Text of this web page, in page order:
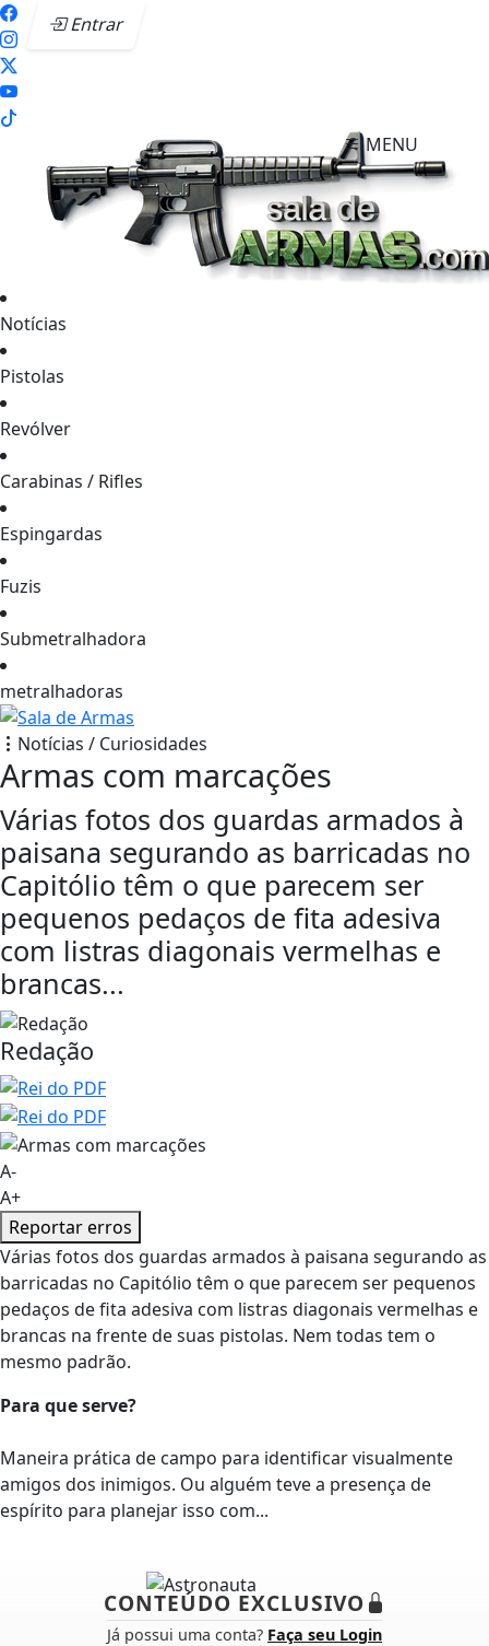
Entrar
MENU
Notícias
Pistolas
Revólver
Carabinas / Rifles
Espingardas
Fuzis
Submetralhadora
metralhadoras
Notícias / Curiosidades
Armas com marcações
Várias fotos dos guardas armados à
paisana segurando as barricadas no
Capitólio têm o que parecem ser
pequenos pedaços de fita adesiva
com listras diagonais vermelhas e
brancas...
Redação
A-
A+
Reportar erros
Várias fotos dos guardas armados à paisana segurando as
barricadas no Capitólio têm o que parecem ser pequenos
pedaços de fita adesiva com listras diagonais vermelhas e
brancas na frente de suas pistolas. Nem todas tem o
mesmo padrão.
Para que serve?
Maneira prática de campo para identificar visualmente
amigos dos inimigos. Ou alguém teve a presença de
espírito para planejar isso com...
CONTEÚDO EXCLUSIVO
Já possui uma conta? Faça seu Login